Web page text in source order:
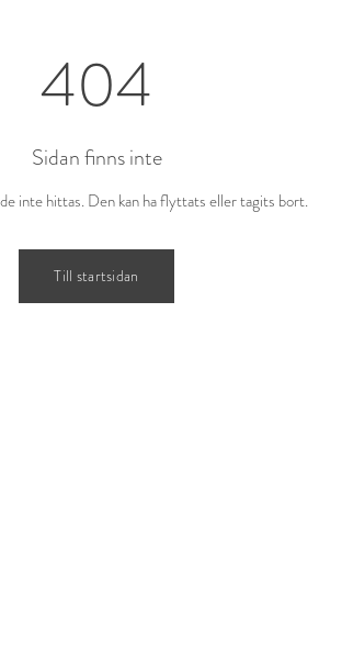
404
Sidan finns inte
inte hittas. Den kan ha flyttats eller tagits bort.
Till startsidan